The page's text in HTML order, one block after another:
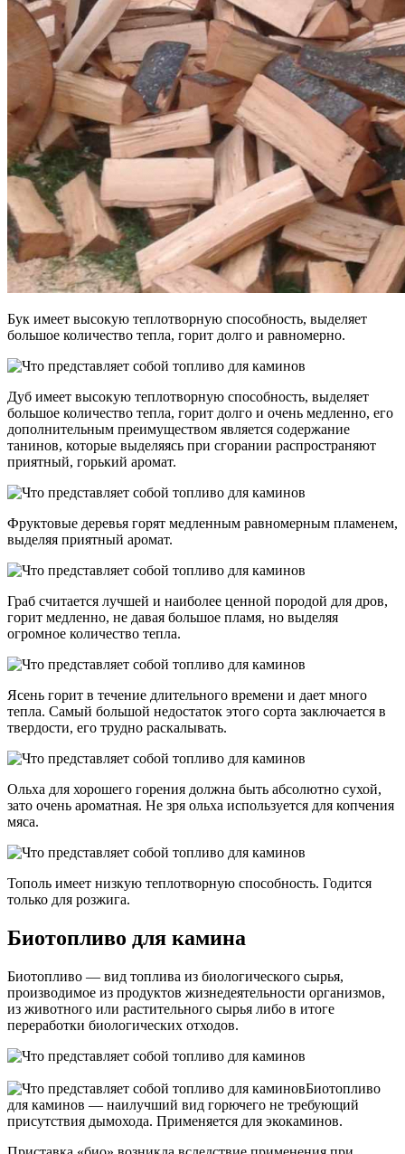
Бук имеет высокую теплотворную способность, выделяет
большое количество тепла, горит долго и равномерно.
Дуб имеет высокую теплотворную способность, выделяет
большое количество тепла, горит долго и очень медленно, его
дополнительным преимуществом является содержание
танинов, которые выделяясь при сгорании распространяют
приятный, горький аромат.
Фруктовые деревья горят медленным равномерным пламенем,
выделяя приятный аромат.
Граб считается лучшей и наиболее ценной породой для дров,
горит медленно, не давая большое пламя, но выделяя
огромное количество тепла.
Ясень горит в течение длительного времени и дает много
тепла. Самый большой недостаток этого сорта заключается в
твердости, его трудно раскалывать.
Ольха для хорошего горения должна быть абсолютно сухой,
зато очень ароматная. Не зря ольха используется для копчения
мяса.
Тополь имеет низкую теплотворную способность. Годится
только для розжига.
Биотопливо для камина
Биотопливо — вид топлива из биологического сырья,
производимое из продуктов жизнедеятельности организмов,
из животного или растительного сырья либо в итоге
переработки биологических отходов.
Биотопливо
для каминов — наилучший вид горючего не требующий
присутствия дымохода. Применяется для экокаминов.